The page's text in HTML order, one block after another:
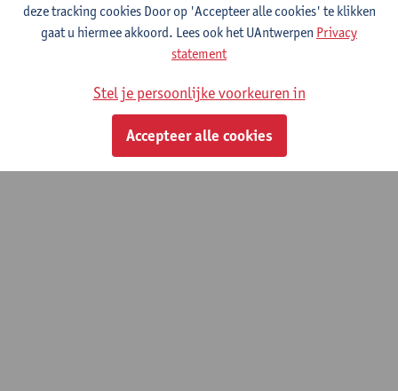
© UAntwerpen PrivacybeleidCookiebeleidGebruiksvoorwaarden
deze tracking cookies Door op 'Accepteer alle cookies' te klikken
gaat u hiermee akkoord. Lees ook het UAntwerpen Privacy
statement
Stel je persoonlijke voorkeuren in
Accepteer alle cookies